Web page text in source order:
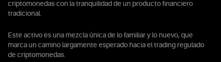
criptomonedas con la tranquilidad de un producto financiero
tradicional.
Este activo es una mezcla única de lo familiar y lo nuevo, que
marca un camino largamente esperado hacia el trading regulado
de criptomonedas.